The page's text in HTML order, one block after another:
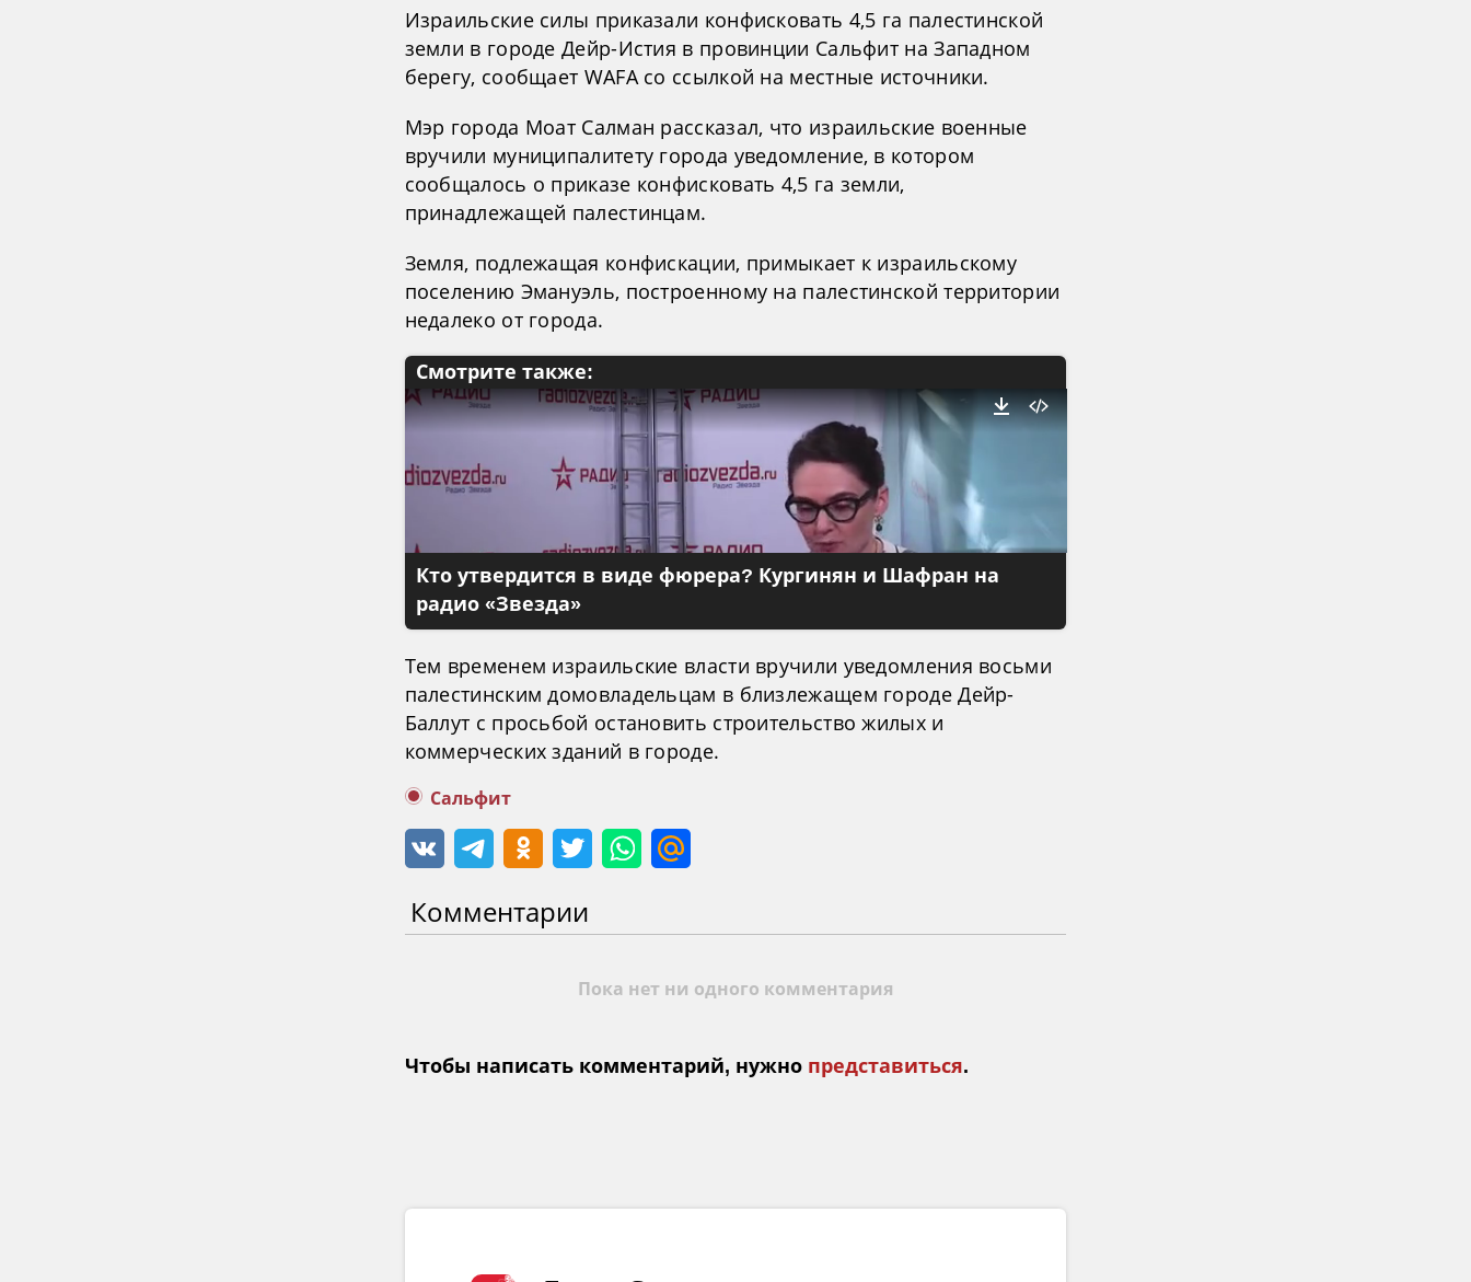
Израильские силы приказали конфисковать 4,5 га палестинской
земли в городе Дейр-Истия в провинции Сальфит на Западном
берегу, сообщает WAFA со ссылкой на местные источники.
Мэр города Моат Салман рассказал, что израильские военные
вручили муниципалитету города уведомление, в котором
сообщалось о приказе конфисковать 4,5 га земли,
принадлежащей палестинцам.
Земля, подлежащая конфискации, примыкает к израильскому
поселению Эмануэль, построенному на палестинской территории
недалеко от города.
Смотрите также:
Кто утвердится в виде фюрера? Кургинян и Шафран на
радио «Звезда»
Тем временем израильские власти вручили уведомления восьми
палестинским домовладельцам в близлежащем городе Дейр-
Баллут с просьбой остановить строительство жилых и
коммерческих зданий в городе.
Сальфит
Комментарии
Пока нет ни одного комментария
Чтобы написать комментарий, нужно представиться.